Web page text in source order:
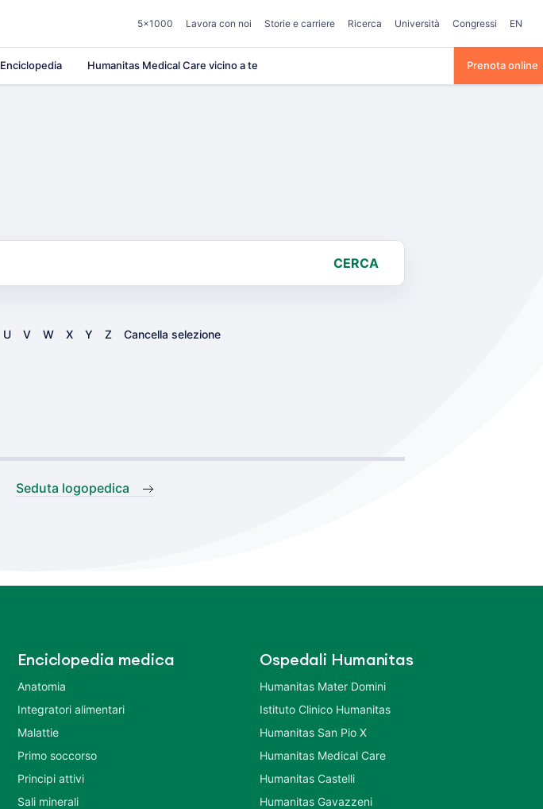
5×1000 Lavora con noi Storie e carriere Ricerca Università Congressi EN
Enciclopedia Humanitas Medical Care vicino a te Prenota online
CERCA
U V W X Y Z Cancella selezione
Seduta logopedica
Enciclopedia medica
Anatomia
Integratori alimentari
Malattie
Primo soccorso
Principi attivi
Sali minerali
Ospedali Humanitas
Humanitas Mater Domini
Istituto Clinico Humanitas
Humanitas San Pio X
Humanitas Medical Care
Humanitas Castelli
Humanitas Gavazzeni